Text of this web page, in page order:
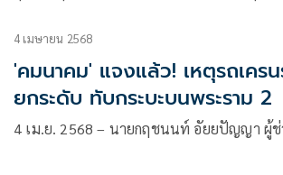
4 เมษายน 2568
'คมนาคม' แจงแล้ว! เหตุรถเคร
ยกระดับ ทับกระบะบนพระราม 2
4 เม.ย. 2568 – นายกฤชนนท์ อัยยปัญญา ผู้